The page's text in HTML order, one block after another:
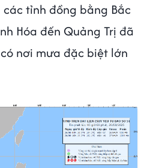
các tỉnh đồng bằng Bắc
Hóa đến Quảng Trị đã
nơi mưa đặc biệt lớn